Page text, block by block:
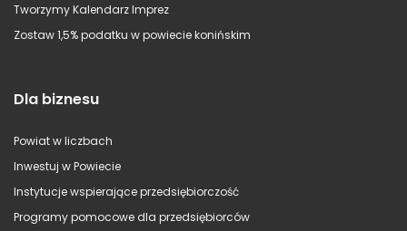
Tworzymy Kalendarz Imprez
Zostaw 1,5% podatku w powiecie konińskim
Dla biznesu
Powiat w liczbach
Inwestuj w Powiecie
Instytucje wspierające przedsiębiorczość
Programy pomocowe dla przedsiębiorców